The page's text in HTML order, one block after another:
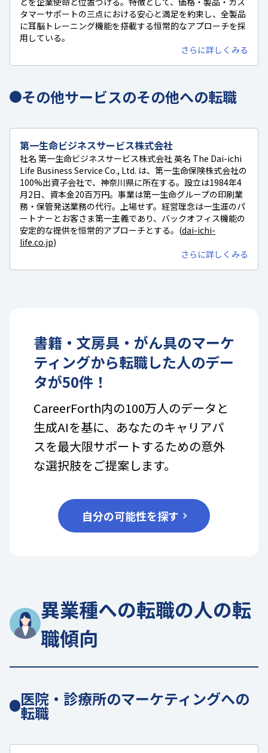
タマーサポートの三点における安心と満足を約束し、全製品
に耳脳トレーニング機能を搭載する恒常的なアプローチを採
用している。
さらに詳しくみる
その他サービスのその他への転職
第一生命ビジネスサービス株式会社
社名 第一生命ビジネスサービス株式会社 英名 The Dai-ichi
Life Business Service Co., Ltd. は、第一生命保険株式会社の
100%出資子会社で、神奈川県に所在する。設立は1984年4
月2日、資本金20百万円。事業は第一生命グループの印刷業
務・保管発送業務の代行。上場せず。経営理念は一生涯のパ
ートナーとお客さま第一主義であり、バックオフィス機能の
安定的な提供を恒常的アプローチとする。(dai-ichi-
life.co.jp)
さらに詳しくみる
書籍・文房具・がん具のマーケ
ティングから転職した人のデー
タが50件！
CareerForth内の100万人のデータと
生成AIを基に、あなたのキャリアパ
スを最大限サポートするための意外
な選択肢をご提案します。
自分の可能性を探す
異業種への転職の人の転
職傾向
医院・診療所のマーケティングへの
転職